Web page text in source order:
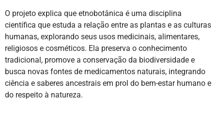
O projeto explica que etnobotânica é uma disciplina
científica que estuda a relação entre as plantas e as culturas
humanas, explorando seus usos medicinais, alimentares,
religiosos e cosméticos. Ela preserva o conhecimento
tradicional, promove a conservação da biodiversidade e
busca novas fontes de medicamentos naturais, integrando
ciência e saberes ancestrais em prol do bem-estar humano e
do respeito à natureza.